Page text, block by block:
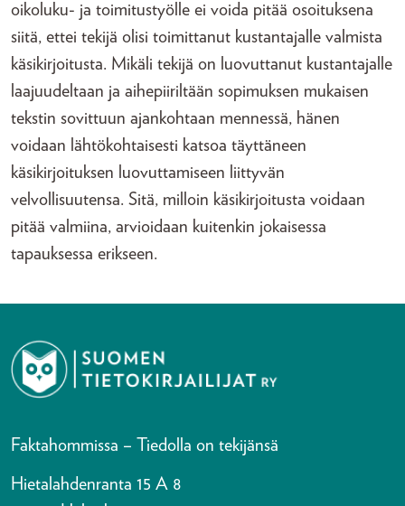
oikoluku- ja toimitustyölle ei voida pitää osoituksena
siitä, ettei tekijä olisi toimittanut kustantajalle valmista
käsikirjoitusta. Mikäli tekijä on luovuttanut kustantajalle
laajuudeltaan ja aihepiiriltään sopimuksen mukaisen
tekstin sovittuun ajankohtaan mennessä, hänen
voidaan lähtökohtaisesti katsoa täyttäneen
käsikirjoituksen luovuttamiseen liittyvän
velvollisuutensa. Sitä, milloin käsikirjoitusta voidaan
pitää valmiina, arvioidaan kuitenkin jokaisessa
tapauksessa erikseen.
Faktahommissa – Tiedolla on tekijänsä
Hietalahdenranta 15 A 8